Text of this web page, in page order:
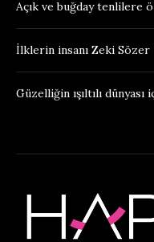
Açık ve buğday tenlilere
İlklerin insanı Zeki Sözer
Güzelliğin ışıltılı dünyası